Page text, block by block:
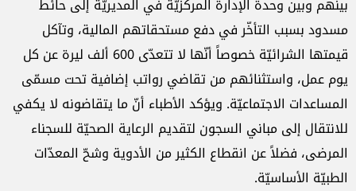
بينهم وبين وحدة الإدارة المركزيّة في المديريّة إلى حائط
مسدود بسبب التأخّر في دفع مستحقاتهم المالية، وتآكل
قيمتها الشرائيّة خصوصاً أنّها لا تتعدّى 600 ألف ليرة عن كل
يوم عمل، واستثنائهم من تقاضي رواتب إضافية تحت مسمّى
المساعدات الاجتماعيّة. ويؤكد الأطباء أنّ ما يتقاضونه لا يكفي
للانتقال إلى مباني السجون لتقديم الرعاية الصحيّة للسجناء
المرضى، فضلاً عن انقطاع الكثير من الأدوية وشحّ المعدّات
الطبيّة الأساسيّة.